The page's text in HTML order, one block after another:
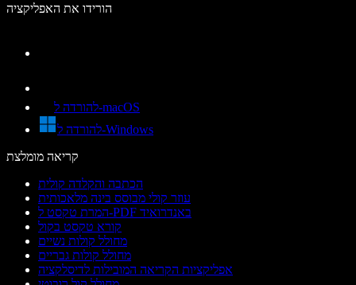
הורידו את האפליקציה
להורדה ל-macOS
להורדה ל-Windows
קריאה מומלצת
הכתבה והקלדה קולית
עוזר קולי מבוסס בינה מלאכותית
המרת טקסט ל-PDF באנדרואיד
קורא טקסט בקול
מחולל קולות נשיים
מחולל קולות גבריים
אפליקציות הקריאה המובילות לדיסלקציה